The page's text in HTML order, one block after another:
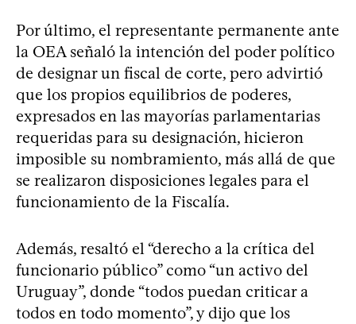
Por último, el representante permanente ante
la OEA señaló la intención del poder político
de designar un fiscal de corte, pero advirtió
que los propios equilibrios de poderes,
expresados en las mayorías parlamentarias
requeridas para su designación, hicieron
imposible su nombramiento, más allá de que
se realizaron disposiciones legales para el
funcionamiento de la Fiscalía.
Además, resaltó el “derecho a la crítica del
funcionario público” como “un activo del
Uruguay”, donde “todos puedan criticar a
todos en todo momento”, y dijo que los